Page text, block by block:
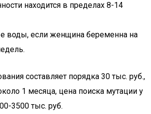
находится в пределах 8-14
воды, если женщина беременна на
составляет порядка 30 тыс. руб.,
1 месяца, цена поиска мутации у
3500 тыс. руб.